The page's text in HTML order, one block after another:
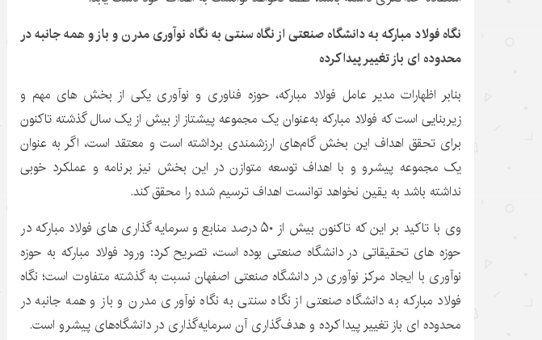
نگاه فولاد مبارکه به دانشگاه صنعتی از نگاه سنتی به نگاه نوآوری مدرن و باز و همه جانبه در
محدوده ای باز تغییر پیدا کرده
بنابر اظهارات مدیر عامل فولاد مبارکه، حوزه فناوری و نوآوری یکی از بخش های مهم و
زیربنایی است که فولاد مبارکه به‌عنوان یک مجموعه پیشتاز از بیش از یک سال گذشته تاکنون
برای تحقق اهداف این بخش گام‌های ارزشمندی برداشته است و معتقد است، اگر به عنوان
یک مجموعه پیشرو و با اهداف توسعه متوازن در این بخش نیز برنامه و عملکرد خوبی
نداشته باشد به یقین نخواهد توانست اهداف ترسیم شده را محقق کند.
وی با تاکید بر این که تاکنون بیش از ۵۰ درصد منابع و سرمایه گذاری های فولاد مبارکه در
حوزه های تحقیقاتی در دانشگاه صنعتی بوده است، تصریح کرد: ورود فولاد مبارکه به حوزه
نوآوری با ایجاد مرکز نوآوری در دانشگاه صنعتی اصفهان نسبت به گذشته متفاوت است؛ نگاه
فولاد مبارکه به دانشگاه صنعتی از نگاه سنتی به نگاه نوآوری مدرن و باز و همه جانبه در
محدوده ای باز تغییر پیدا کرده و هدف‌گذاری آن سرمایه‌گذاری در دانشگاه‌های پیشرو است.